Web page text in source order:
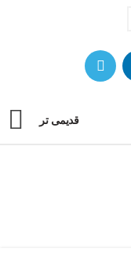
قدیمی تر